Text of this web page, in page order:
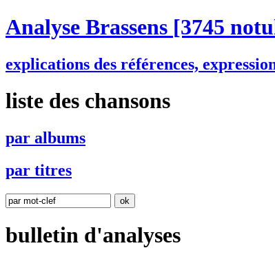
Analyse Brassens [3745
explications des références,
liste des chansons
par albums
par titres
bulletin d'analyses